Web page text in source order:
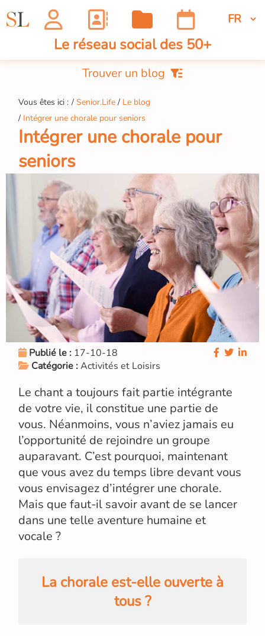
Le réseau social des 50+
Trouver un blog
Vous êtes ici : Senior.Life
Le blog
Intégrer une chorale pour seniors
Intégrer une chorale pour
seniors
Publié le : 17-10-18
Catégorie : Activités et Loisirs
Le chant a toujours fait partie intégrante
de votre vie, il constitue une partie de
vous. Néanmoins, vous n’aviez jamais eu
l’opportunité de rejoindre un groupe
auparavant. C’est pourquoi, maintenant
que vous avez du temps libre devant vous
vous envisagez d’intégrer une chorale.
Mais que faut-il savoir avant de se lancer
dans une telle aventure humaine et
vocale ?
La chorale est-elle ouverte à
tous ?